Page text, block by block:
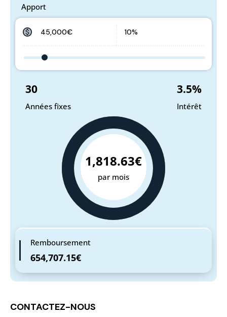
Apport
30
Années fixes
3.5%
Intérêt
1,818.63€
par mois
Remboursement
654,707.15€
CONTACTEZ-NOUS